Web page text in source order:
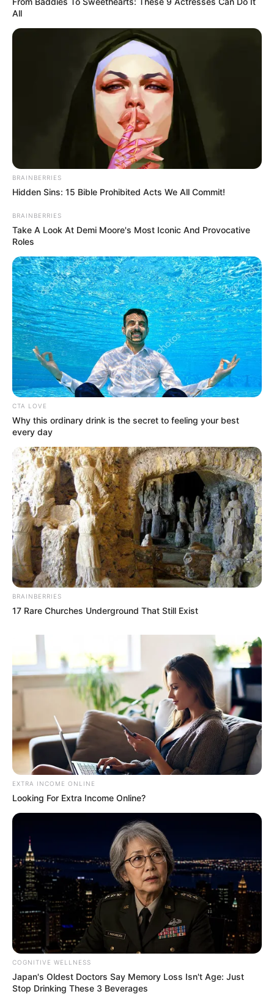
All
BRAINBERRIES
Hidden Sins: 15 Bible Prohibited Acts We All Commit!
BRAINBERRIES
Take A Look At Demi Moore's Most Iconic And Provocative
Roles
CTA LOVE
Why this ordinary drink is the secret to feeling your best
every day
BRAINBERRIES
17 Rare Churches Underground That Still Exist
EXTRA INCOME ONLINE
Looking For Extra Income Online?
COGNITIVE WELLNESS
Japan's Oldest Doctors Say Memory Loss Isn't Age: Just
Stop Drinking These 3 Beverages